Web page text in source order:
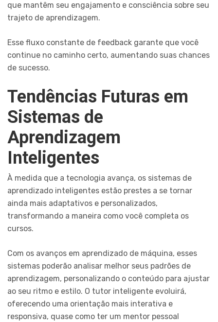
que mantêm seu engajamento e consciência sobre seu
trajeto de aprendizagem.
Esse fluxo constante de feedback garante que você
continue no caminho certo, aumentando suas chances
de sucesso.
Tendências Futuras em
Sistemas de
Aprendizagem
Inteligentes
À medida que a tecnologia avança, os sistemas de
aprendizado inteligentes estão prestes a se tornar
ainda mais adaptativos e personalizados,
transformando a maneira como você completa os
cursos.
Com os avanços em aprendizado de máquina, esses
sistemas poderão analisar melhor seus padrões de
aprendizagem, personalizando o conteúdo para ajustar
ao seu ritmo e estilo. O tutor inteligente evoluirá,
oferecendo uma orientação mais interativa e
responsiva, quase como ter um mentor pessoal